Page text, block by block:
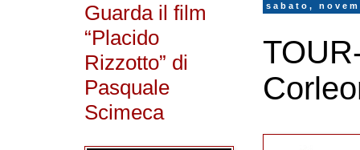
sabato,
Guarda il film
“Placido
Rizzotto” di
Pasquale
Scimeca